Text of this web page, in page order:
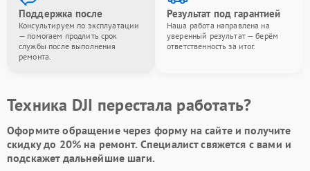
Поддержка после
Консультируем по эксплуатации
— помогаем продлить срок
службы после выполнения
ремонта.
Результат под гарантией
Наша работа направлена на
уверенный результат — берём
ответственность за итог.
Техника DJI перестала работать?
Оформите обращение через форму на сайте и получите
скидку до 20%на ремонт. Специалист свяжется с вами и
подскажет дальнейшие шаги.